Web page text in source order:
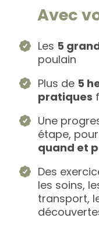
Avec
Les 5
poulain
Plus de 5
pratiques
Une
étape,
quand et
Des
les soins,
transport,